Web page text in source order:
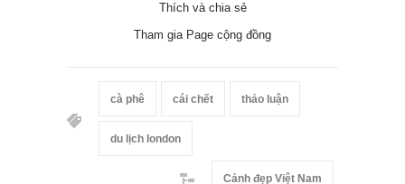
Thích và chia sẻ
Tham gia Page cộng đồng
cà phê cái chết thảo luận
du lịch london
Cảnh đẹp Việt Nam